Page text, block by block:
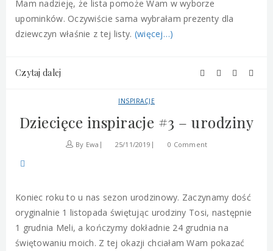
Mam nadzieję, że lista pomoże Wam w wyborze
upominków. Oczywiście sama wybrałam prezenty dla
dziewczyn właśnie z tej listy. (więcej…)
Czytaj dalej
INSPIRACJE
Dziecięce inspiracje #3 – urodziny
By Ewa 25/11/2019 0 Comment
Koniec roku to u nas sezon urodzinowy. Zaczynamy dość
oryginalnie 1 listopada świętując urodziny Tosi, następnie
1 grudnia Meli, a kończymy dokładnie 24 grudnia na
świętowaniu moich. Z tej okazji chciałam Wam pokazać